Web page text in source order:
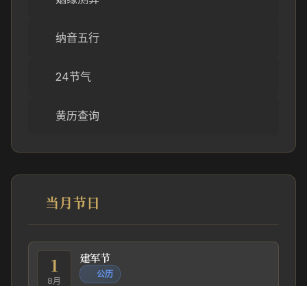
纳音五行
24节气
黄历查询
当月节日
1
8月
建军节
公历